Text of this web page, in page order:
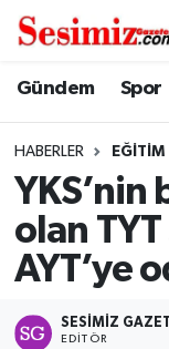
Gündem Spor
HABERLER EĞITIM
olan
AYT’ye
SESIMIZ
EDITÖR
Dünya
Ekonomi
Genel
Gündem
Nöbetçi
Hava Durumu
Namaz
Trafik
Süper Lig